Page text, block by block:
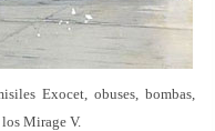
Exocet, obuses, bombas,
Mirage V.